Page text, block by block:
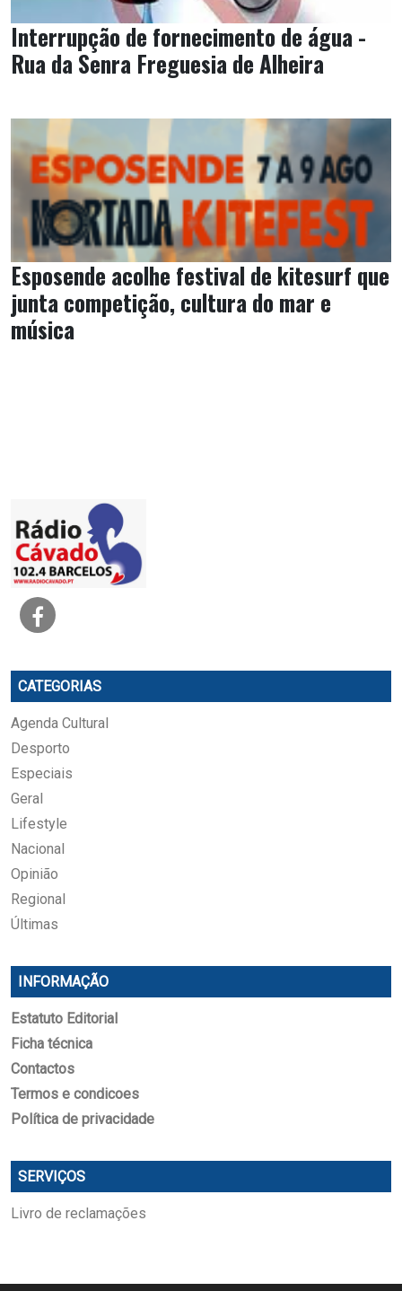
Interrupção de fornecimento de água -
Rua da Senra Freguesia de Alheira
Esposende acolhe festival de kitesurf que
junta competição, cultura do mar e
música
CATEGORIAS
Agenda Cultural
Desporto
Especiais
Geral
Lifestyle
Nacional
Opinião
Regional
Últimas
INFORMAÇÃO
Estatuto Editorial
Ficha técnica
Contactos
Termos e condicoes
Política de privacidade
SERVIÇOS
Livro de reclamações